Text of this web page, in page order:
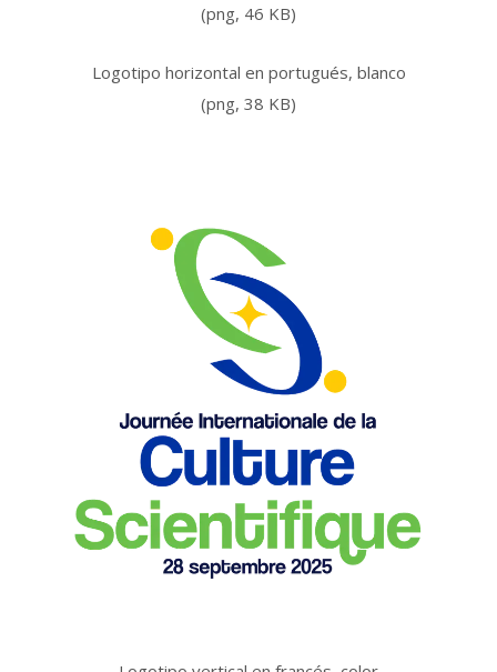
(png, 46 KB)
Logotipo horizontal en portugués, blanco
(png, 38 KB)